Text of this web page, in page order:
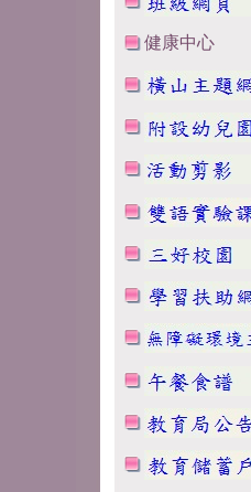
健康中心